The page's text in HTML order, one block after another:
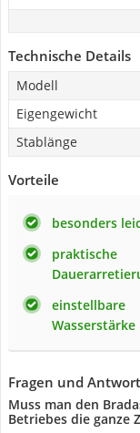
Technische Details
Modell
Eigengewicht
Stablänge
Vorteile
besonders
praktische
einstellbare
Wasserstärke
Fragen und
Muss man den
Betriebes die ganze